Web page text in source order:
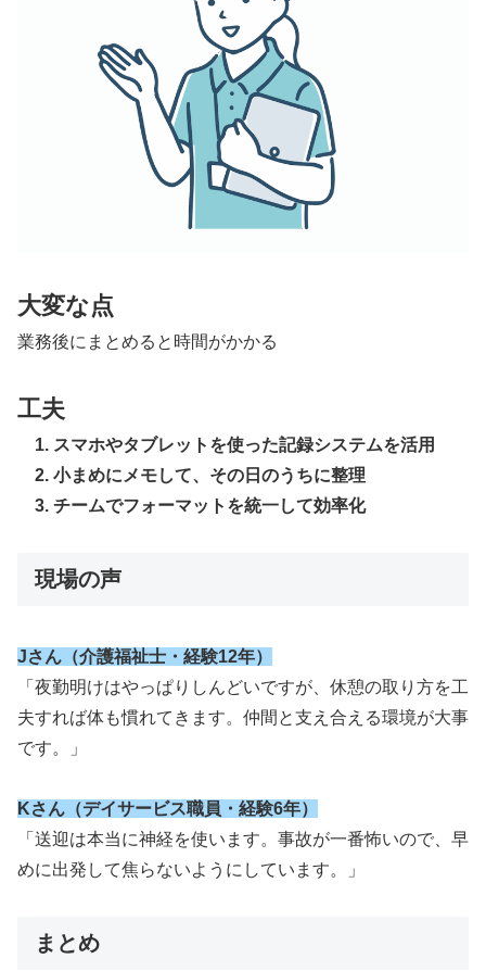
大変な点
業務後にまとめると時間がかかる
工夫
1. スマホやタブレットを使った記録システムを活用
2. 小まめにメモして、その日のうちに整理
3. チームでフォーマットを統一して効率化
現場の声
Jさん（介護福祉士・経験12年）
「夜勤明けはやっぱりしんどいですが、休憩の取り方を工
夫すれば体も慣れてきます。仲間と支え合える環境が大事
です。」
Kさん（デイサービス職員・経験6年）
「送迎は本当に神経を使います。事故が一番怖いので、早
めに出発して焦らないようにしています。」
まとめ